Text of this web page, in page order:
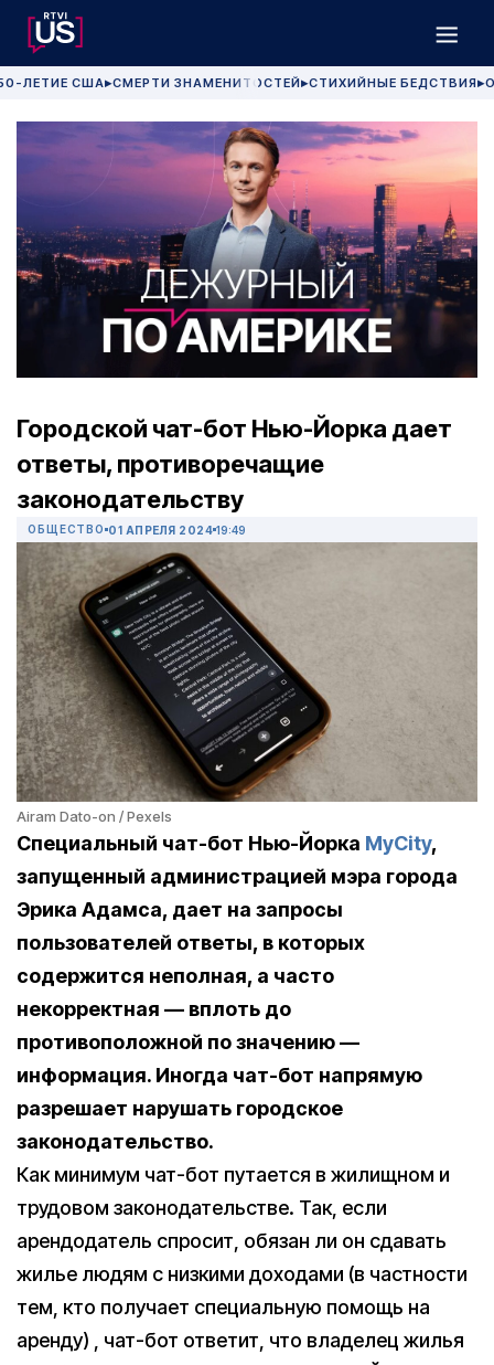
ЛЕТИЕ США▶СМЕРТИ ЗНАМЕНИТОСТЕЙ▶СТИХИЙНЫЕ БЕДСТВИЯ▶
Городской чат-бот Нью-Йорка дает
ответы, противоречащие
законодательству
ОБЩЕСТВО 01 АПРЕЛЯ 2024 19:49
Airam Dato-on / Pexels
Cпециальный чат-бот Нью-Йорка MyCity,
запущенный администрацией мэра города
Эрика Адамса, дает на запросы
пользователей ответы, в которых
содержится неполная, а часто
некорректная — вплоть до
противоположной по значению —
информация. Иногда чат-бот напрямую
разрешает нарушать городское
законодательство.
Как минимум чат-бот путается в жилищном и
трудовом законодательстве. Так, если
арендодатель спросит, обязан ли он сдавать
жилье людям с низкими доходами (в частности
тем, кто получает специальную помощь на
аренду) , чат-бот ответит, что владелец жилья